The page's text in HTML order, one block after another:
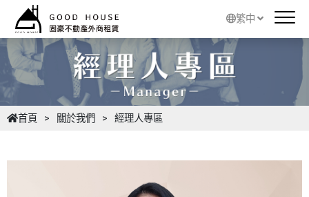
繁中
首頁 關於我們 經理人專區